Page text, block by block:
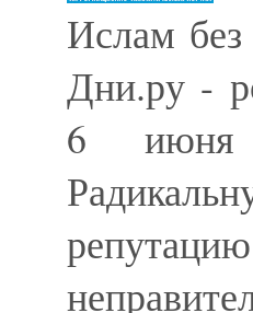
Ислам без
Дни.ру -
6 июня